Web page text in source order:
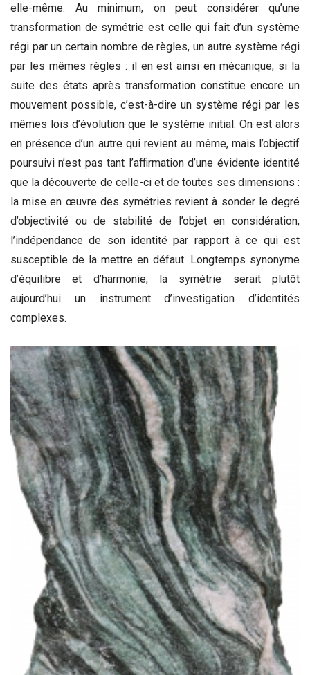
elle-même. Au minimum, on peut considérer qu’une
transformation de symétrie est celle qui fait d’un système
régi par un certain nombre de règles, un autre système régi
par les mêmes règles : il en est ainsi en mécanique, si la
suite des états après transformation constitue encore un
mouvement possible, c’est-à-dire un système régi par les
mêmes lois d’évolution que le système initial. On est alors
en présence d’un autre qui revient au même, mais l’objectif
poursuivi n’est pas tant l’affirmation d’une évidente identité
que la découverte de celle-ci et de toutes ses dimensions :
la mise en œuvre des symétries revient à sonder le degré
d’objectivité ou de stabilité de l’objet en considération,
l’indépendance de son identité par rapport à ce qui est
susceptible de la mettre en défaut. Longtemps synonyme
d’équilibre et d’harmonie, la symétrie serait plutôt
aujourd’hui un instrument d’investigation d’identités
complexes.